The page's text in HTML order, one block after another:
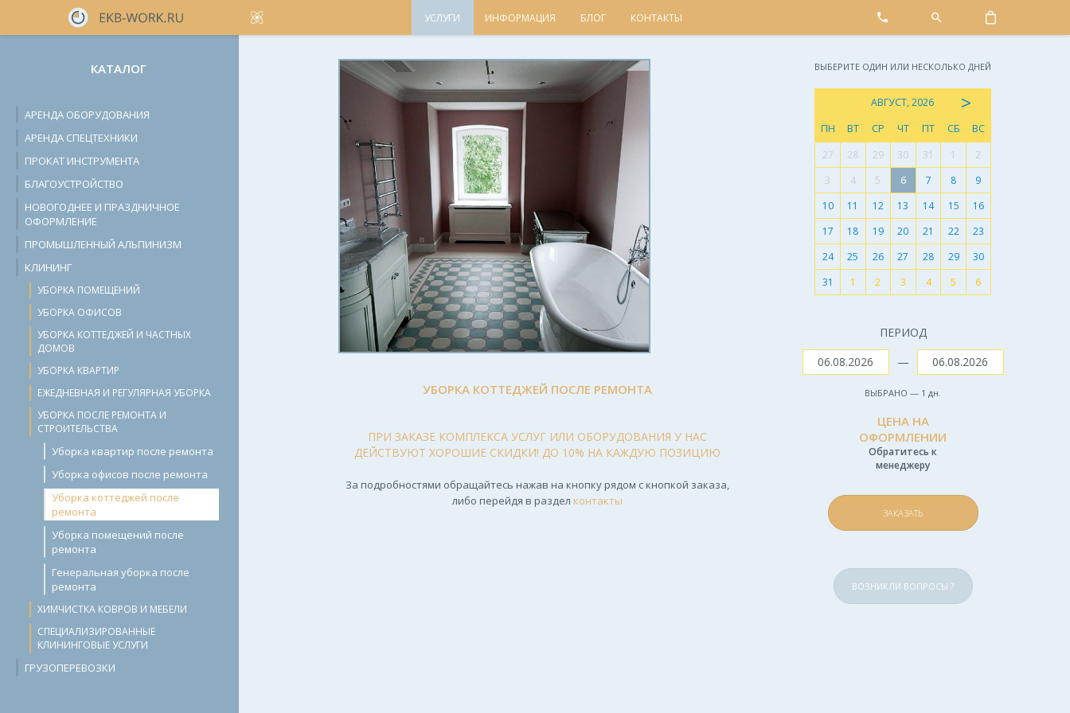
УСЛУГИ ИНФОРМАЦИЯ БЛОГ КОНТАКТЫ
КАТАЛОГ
АРЕНДА ОБОРУДОВАНИЯ
АРЕНДА СПЕЦТЕХНИКИ
ПРОКАТ ИНСТРУМЕНТА
БЛАГОУСТРОЙСТВО
НОВОГОДНЕЕ И ПРАЗДНИЧНОЕ
ОФОРМЛЕНИЕ
ПРОМЫШЛЕННЫЙ АЛЬПИНИЗМ
КЛИНИНГ
УБОРКА ПОМЕЩЕНИЙ
УБОРКА ОФИСОВ
УБОРКА КОТТЕДЖЕЙ И ЧАСТНЫХ
ДОМОВ
УБОРКА КВАРТИР
ЕЖЕДНЕВНАЯ И РЕГУЛЯРНАЯ УБОРКА
УБОРКА ПОСЛЕ РЕМОНТА И
СТРОИТЕЛЬСТВА
Уборка квартир после ремонта
Уборка офисов после ремонта
Уборка коттеджей после
ремонта
Уборка помещений после
ремонта
Генеральная уборка после
ремонта
ХИМЧИСТКА КОВРОВ И МЕБЕЛИ
СПЕЦИАЛИЗИРОВАННЫЕ
КЛИНИНГОВЫЕ УСЛУГИ
ГРУЗОПЕРЕВОЗКИ
УБОРКА КОТТЕДЖЕЙ ПОСЛЕ РЕМОНТА
ПРИ ЗАКАЗЕ КОМПЛЕКСА УСЛУГ ИЛИ ОБОРУДОВАНИЯ У НАС
ДЕЙСТВУЮТ ХОРОШИЕ СКИДКИ! ДО 10% НА КАЖДУЮ ПОЗИЦИЮ
За подробностями обращайтесь нажав на кнопку рядом с кнопкой заказа,
либо перейдя в раздел контакты
ВЫБЕРИТЕ ОДИН ИЛИ НЕСКОЛЬКО ДНЕЙ
АВГУСТ, 2026 >
ПН ВТ СР ЧТ ПТ СБ
ВС
27
28 29 30 31 1
2
3
4 5 6 7 8
9
10
11 12 13 14 15
16
17
18 19 20 21 22
23
24
25 26 27 28 29
30
31
1 2 3 4 5 6
ПЕРИОД
—
ВЫБРАНО — 1 дн.
ЦЕНА НА
ОФОРМЛЕНИИ
Обратитесь к
менеджеру
ЗАКАЗАТЬ
ВОЗНИКЛИ ВОПРОСЫ ?